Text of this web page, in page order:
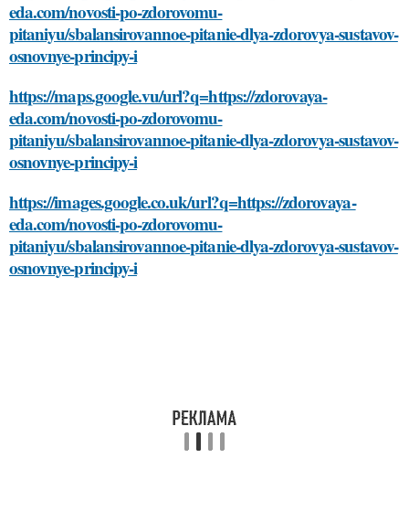
eda.com/novosti-po-zdorovomu-
pitaniyu/sbalansirovannoe-pitanie-dlya-zdorovya-sustavov-
osnovnye-principy-i
https://maps.google.vu/url?q=https://zdorovaya-
eda.com/novosti-po-zdorovomu-
pitaniyu/sbalansirovannoe-pitanie-dlya-zdorovya-sustavov-
osnovnye-principy-i
https://images.google.co.uk/url?q=https://zdorovaya-
eda.com/novosti-po-zdorovomu-
pitaniyu/sbalansirovannoe-pitanie-dlya-zdorovya-sustavov-
osnovnye-principy-i